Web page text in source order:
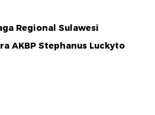
Regional Sulawesi
AKBP Stephanus Luckyto